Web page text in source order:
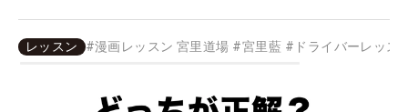
レッスン #漫画レッスン 宮里道場 #宮里藍 # ドライバーレッス